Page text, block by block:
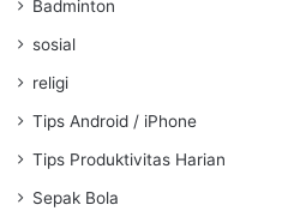
Badminton
sosial
religi
Tips Android / iPhone
Tips Produktivitas Harian
Sepak Bola